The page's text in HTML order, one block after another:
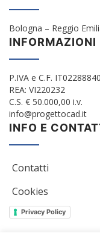
Bologna – Reggio
INFORMAZIONI
P.IVA e C.F.
REA: VI220232
C.S. € 50.000,00 i.v.
info@progettocad.it
INFO E
Contatti
Cookies
Privacy Policy